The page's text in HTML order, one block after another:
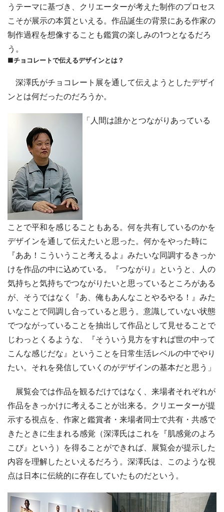
うテーマに基づき、クリエーターが考えた制作のプロセス
こそが展示の本質といえる。作品誕生の背景にある作家の
制作過程を想像することも鑑賞の楽しみの1つとなるだろ
う。
■チョコレートで伝えるデザインとは？
深澤氏がチョコレート展を通して伝えようとしたデザイ
ンとは何だったのだろうか。
「人間は誰かとつながりあっている
ことで平和を感じることもある。何を共有しているのかを
デザインを通して伝えたいと思った。何かをやった時に
『ああ！こういうこと考えるよ』みたいな同調するきっか
けを作品の中に込めている。『つながり』というと、人の
気持ちと気持ちでつながりたいと思っているところがある
が、そうではなく『あ、俺もあんなことやるやる！』みた
いなことで同調し合っていると思う。意識していない状態
でつながっていることを抽出して作品として見せることで
じわっとくるような、『そういう見方をすれば世の中って
こんな感じだな』ということを日常生活レベルの中でやり
たい。それを発信していくのがデザインの基本だと思う」
展覧会では作品を観るだけではなく、来場者それぞれが
作品をきっかけに考えることが出来る。クリエーターが提
示する視点を、作家と鑑賞者・来場者同士で共有・共感で
きたときに生まれる感覚（深澤氏はこれを『肌感覚のよろ
こび』という）を得ることができれば、展覧会が提示した
内容を理解したといえるだろう。深澤氏は、このような視
点は日本に伝統的に存在していたものだという。